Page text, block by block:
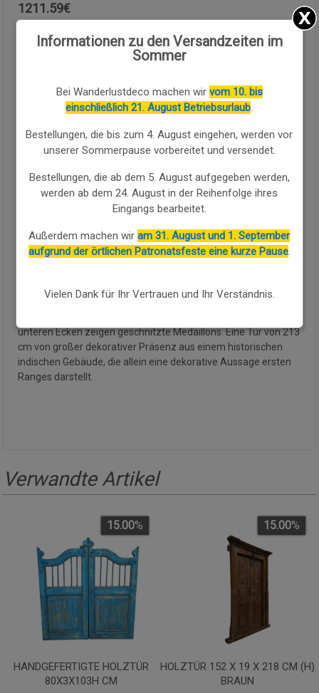
1211.59€
Menge:
Verfügbarkeit: Verfügbar
KAUFEN SIE WEITER
monumentales Stück von außergewöhnlicher visueller Wirkung
und reicher handwerklicher Schnitzerei. Mit Maßen von
135x20x213h cm zeigt die Doppeltür Flügel mit tiefer
Schnitzerei in Pflanzen-, Blumen- und Arabesken-Motiven
mughalischer Inspiration im Relief, auf einem in gealtertem
Türkisblau gestrichenen Hintergrund. Der obere Fries des
unteren Ecken zeigen geschnitzte Medaillons. Eine Tür von 213
cm von großer dekorativer Präsenz aus einem historischen
indischen Gebäude, die allein eine dekorative Aussage ersten
Ranges darstellt.
Verwandte Artikel
HANDGEFERTIGTE HOLZTÜR
80X3X103H CM
15.00%
HOLZTÜR 152 X 19 X 218 CM (H)
BRAUN
15.00%
Informationen zu den Versandzeiten im
Sommer
Bei Wanderlustdeco machen wir vom 10. bis
einschließlich 21. August Betriebsurlaub.
Bestellungen, die bis zum 4. August eingehen, werden vor
unserer Sommerpause vorbereitet und versendet.
Bestellungen, die ab dem 5. August aufgegeben werden,
werden ab dem 24. August in der Reihenfolge ihres
Eingangs bearbeitet.
Außerdem machen wiram 31. August und 1. September
aufgrund der örtlichen Patronatsfeste eine kurze Pause.
Vielen Dank für Ihr Vertrauen und Ihr Verständnis.